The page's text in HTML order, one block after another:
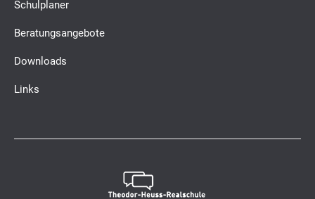
Schulplaner
Beratungsangebote
Downloads
Links